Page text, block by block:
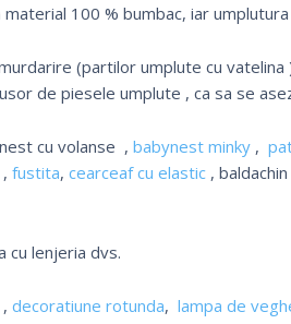
100 % bumbac, iar
(partilor umplute cu
de piesele umplute , ca sa se
cu volanse , babynest minky,
fustita, cearceaf cu elastic, baldachin
cu lenjeria dvs.
, decoratiune rotunda, lampa de